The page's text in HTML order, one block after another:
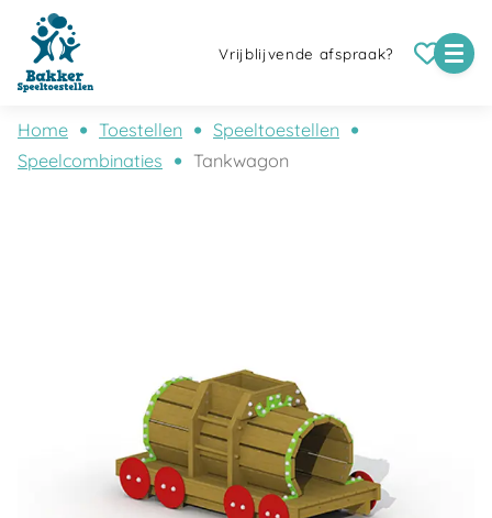
Vrijblijvende afspraak?
Home Toestellen
Speeltoestellen
Speelcombinaties
Tankwagon